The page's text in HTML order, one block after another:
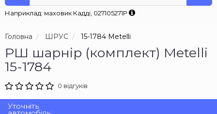
Наприклад: маховик Кадді, 027105271P
Головна ШРУС 15-1784 Metelli
РШ шарнір (комплект) Metelli
15-1784
0 відгуків
Уточніть